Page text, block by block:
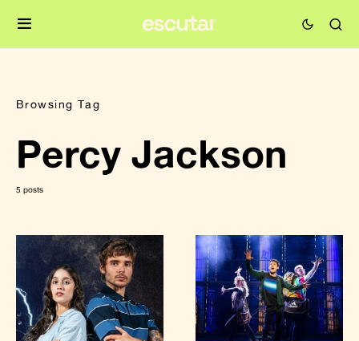
Browsing Tag
Percy Jackson
5 posts